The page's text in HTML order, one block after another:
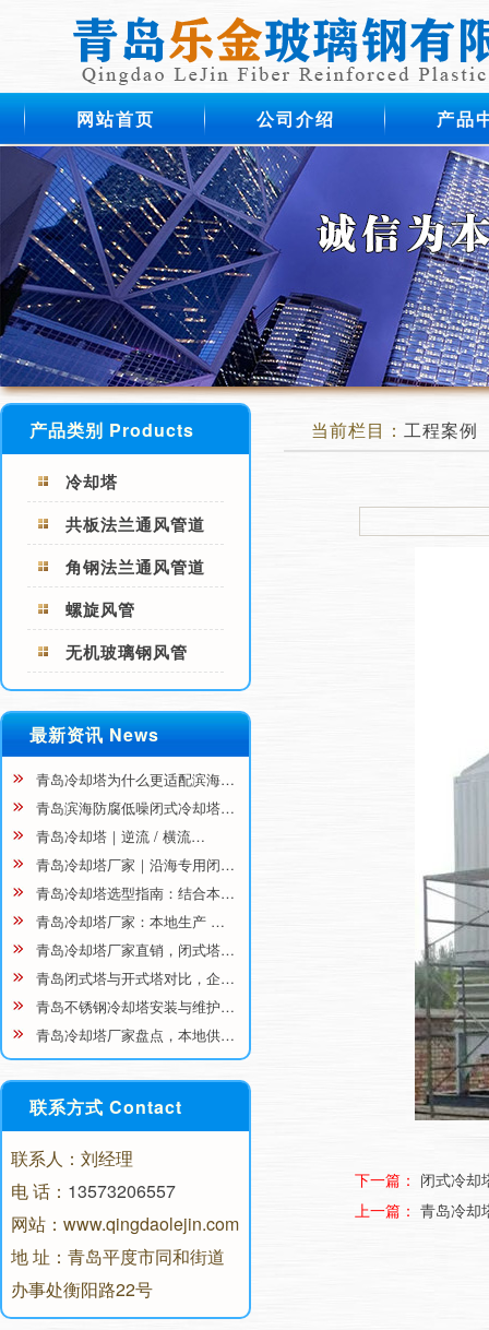
网站首页 公司介绍 产品
产品类别 Products
冷却塔
共板法兰通风管道
角钢法兰通风管道
螺旋风管
无机玻璃钢风管
最新资讯 News
青岛冷却塔为什么更适配滨海…
青岛滨海防腐低噪闭式冷却塔…
青岛冷却塔｜逆流 / 横流…
青岛冷却塔厂家｜沿海专用闭…
青岛冷却塔选型指南：结合本…
青岛冷却塔厂家：本地生产 …
青岛冷却塔厂家直销，闭式塔…
青岛闭式塔与开式塔对比，企…
青岛不锈钢冷却塔安装与维护…
青岛冷却塔厂家盘点，本地供…
联系方式 Contact
联系人：刘经理
电 话： 13573206557
网站：www.qingdaolejin.com
地 址：青岛平度市同和街道
办事处衡阳路22号
当前栏目： 工程案例
下一篇： 闭式冷却
上一篇： 青岛冷却